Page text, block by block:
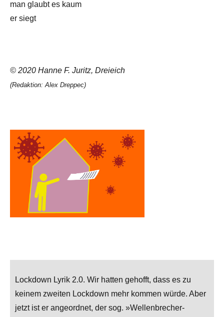
man glaubt es kaum
er siegt
© 2020 Hanne F. Juritz, Dreieich
(Redaktion: Alex Dreppec)
Lockdown Lyrik 2.0. Wir hatten gehofft, dass es zu
keinem zweiten Lockdown mehr kommen würde. Aber
jetzt ist er angeordnet, der sog. »Wellenbrecher-